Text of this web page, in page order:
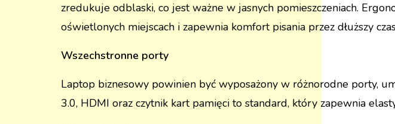
zredukuje odblaski, co jest ważne w jasnych pomieszczeniach.
oświetlonych miejscach i zapewnia komfort pisania przez dłuższy
Wszechstronne porty
Laptop biznesowy powinien być wyposażony w różnorodne porty,
3.0, HDMI oraz czytnik kart pamięci to standard, który zapewnia